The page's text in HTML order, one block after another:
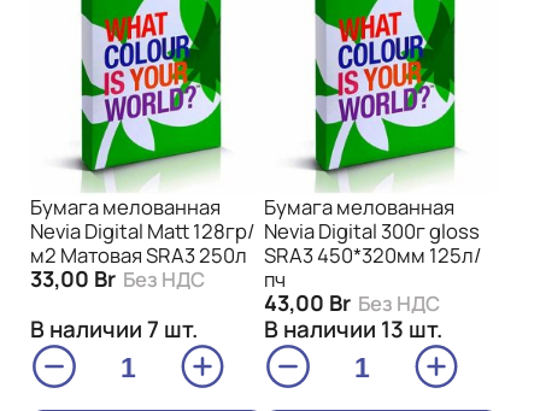
Бумага мелованная
Nevia Digital Matt 128гр/
м2 Матовая SRA3 250л
33,00 Br Без НДС
В наличии 7 шт.
Количество
Бумага мелованная
Nevia Digital 300г gloss
SRA3 450*320мм 125л/
пч
43,00 Br Без НДС
В наличии 13 шт.
Количество